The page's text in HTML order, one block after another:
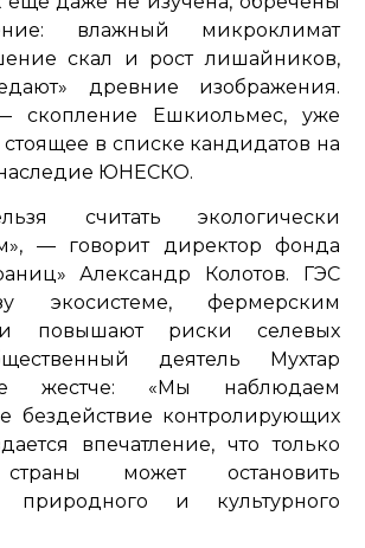
влажный микроклимат
скал и рост лишайников,
древние изображения.
скопление Ешкиольмес, уже
стоящее в списке кандидатов на
ЮНЕСКО.
считать экологически
, — говорит директор фонда
Александр Колотов. ГЭС
экосистеме, фермерским
и повышают риски селевых
деятель Мухтар
жестче: «Мы наблюдаем
бездействие контролирующих
впечатление, что только
может остановить
природного и культурного